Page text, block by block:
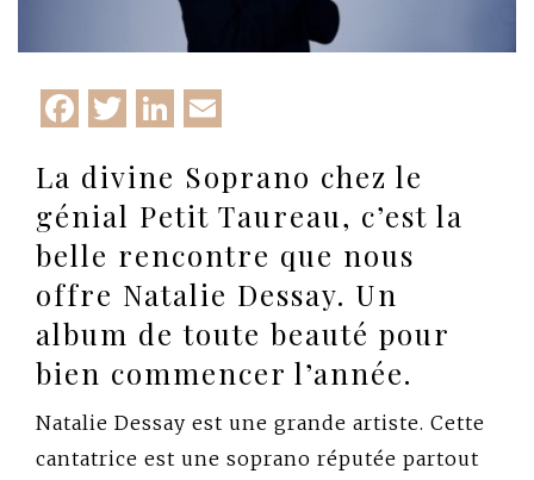
Facebook
Twitter
LinkedIn
La divine Soprano chez le
génial Petit Taureau, c’est la
belle rencontre que nous
offre Natalie Dessay. Un
album de toute beauté pour
bien commencer l’année.
Natalie Dessay est une grande artiste. Cette
cantatrice est une soprano réputée partout